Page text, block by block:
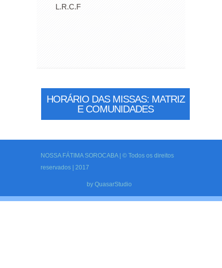
L.R.C.F
HORÁRIO DAS MISSAS: MATRIZ
E COMUNIDADES
NOSSA FÁTIMA SOROCABA | © Todos os direitos
reservados | 2017
by QuasarStudio